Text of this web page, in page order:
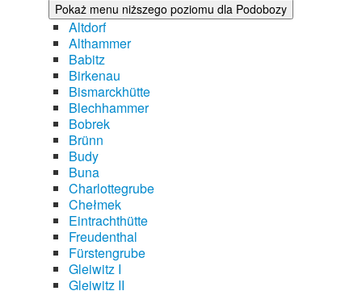
Pokaż menu niższego poziomu dla Podobozy
Altdorf
Althammer
Babitz
Birkenau
Bismarckhütte
Blechhammer
Bobrek
Brünn
Budy
Buna
Charlottegrube
Chełmek
Eintrachthütte
Freudenthal
Fürstengrube
Gleiwitz I
Gleiwitz II